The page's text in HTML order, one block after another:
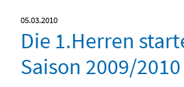
05.03.2010
Die 1.Herren
Saison 2009/2010